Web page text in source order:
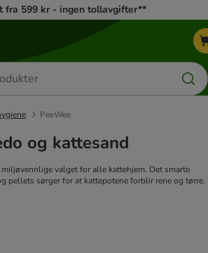
fra 599 kr - ingen tollavgifter**
PeeWee
og kattesand
valget for alle kattehjem. Det smarte
pellets sørger for at kattepotene forblir rene og tørre.